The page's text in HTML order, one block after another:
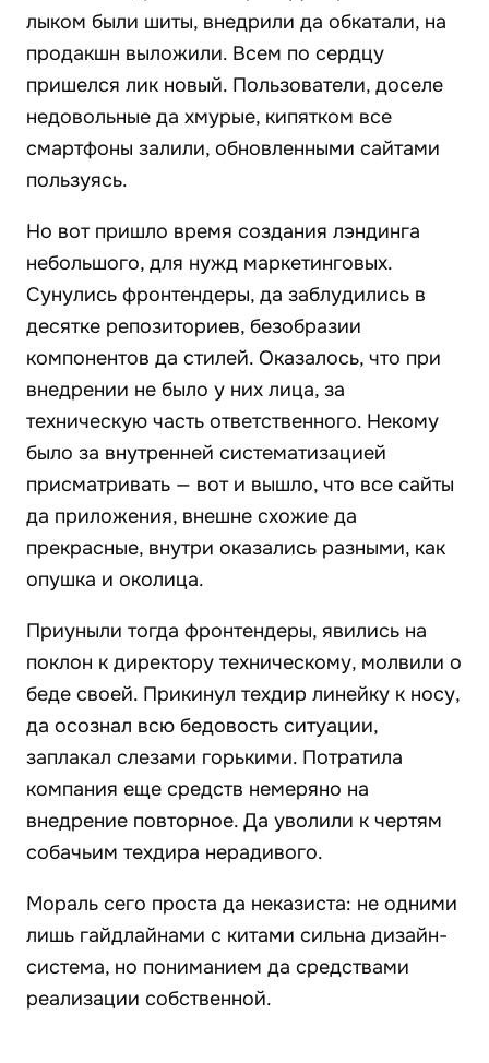
лыком были шиты, внедрили да обкатали, на
продакшн выложили. Всем по сердцу
пришелся лик новый. Пользователи, доселе
недовольные да хмурые, кипятком все
смартфоны залили, обновленными сайтами
пользуясь.
Но вот пришло время создания лэндинга
небольшого, для нужд маркетинговых.
Сунулись фронтендеры, да заблудились в
десятке репозиториев, безобразии
компонентов да стилей. Оказалось, что при
внедрении не было у них лица, за
техническую часть ответственного. Некому
было за внутренней систематизацией
присматривать — вот и вышло, что все сайты
да приложения, внешне схожие да
прекрасные, внутри оказались разными, как
опушка и околица.
Приуныли тогда фронтендеры, явились на
поклон к директору техническому, молвили о
беде своей. Прикинул техдир линейку к носу,
да осознал всю бедовость ситуации,
заплакал слезами горькими. Потратила
компания еще средств немеряно на
внедрение повторное. Да уволили к чертям
собачьим техдира нерадивого.
Мораль сего проста да неказиста: не одними
лишь гайдлайнами с китами сильна дизайн-
система, но пониманием да средствами
реализации собственной.